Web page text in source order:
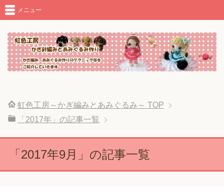
メニュー
虹色工房～かぎ編みとあみぐるみ～ TOP
「2017年」の記事一覧
「2017年9月」の記事一覧